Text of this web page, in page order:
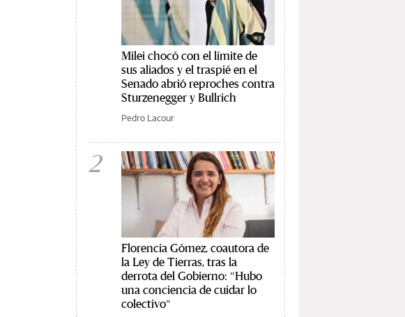
Milei chocó con el límite de
sus aliados y el traspié en el
Senado abrió reproches contra
Sturzenegger y Bullrich
Pedro Lacour
2
Florencia Gómez, coautora de
la Ley de Tierras, tras la
derrota del Gobierno: "Hubo
una conciencia de cuidar lo
colectivo"